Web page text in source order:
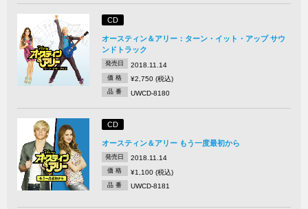
CD
オースティン＆アリー：ターン・イット・アップ サウ
ンドトラック
発売日 2018.11.14
価 格 ¥2,750 (税込)
品 番 UWCD-8180
CD
オースティン＆アリー もう一度最初から
発売日 2018.11.14
価 格 ¥1,100 (税込)
品 番 UWCD-8181